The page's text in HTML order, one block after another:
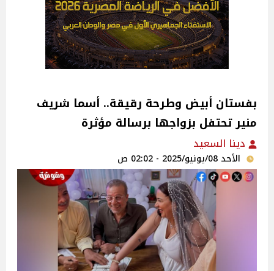
بفستان أبيض وطرحة رقيقة.. أسما شريف
منير تحتفل بزواجها برسالة مؤثرة
دينا السعيد
الأحد 08/يونيو/2025 - 02:02 ص